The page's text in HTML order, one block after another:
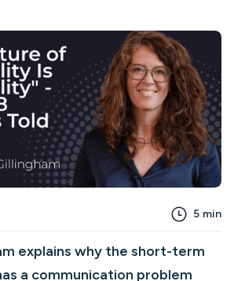
5 min
explains why the short-term
a communication problem